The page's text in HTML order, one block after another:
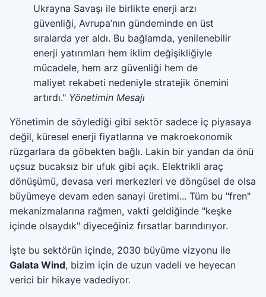
Ukrayna Savaşı ile birlikte enerji arzı
güvenliği, Avrupa’nın gündeminde en üst
sıralarda yer aldı. Bu bağlamda, yenilenebilir
enerji yatırımları hem iklim değişikliğiyle
mücadele, hem arz güvenliği hem de
maliyet rekabeti nedeniyle stratejik önemini
artırdı." Yönetimin Mesajı
Yönetimin de söylediği gibi sektör sadece iç piyasaya
değil, küresel enerji fiyatlarına ve makroekonomik
rüzgarlara da göbekten bağlı. Lakin bir yandan da önü
uçsuz bucaksız bir ufuk gibi açık. Elektrikli araç
dönüşümü, devasa veri merkezleri ve döngüsel de olsa
büyümeye devam eden sanayi üretimi... Tüm bu "fren"
mekanizmalarına rağmen, vakti geldiğinde "keşke
içinde olsaydık" diyeceğiniz fırsatlar barındırıyor.
İşte bu sektörün içinde, 2030 büyüme vizyonu ile
Galata Wind, bizim için de uzun vadeli ve heyecan
verici bir hikaye vadediyor.